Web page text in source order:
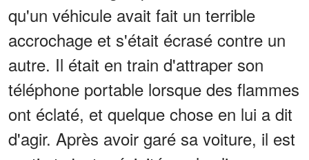
qu'un véhicule avait fait un terrible
accrochage et s'était écrasé contre un
autre. Il était en train d'attraper son
téléphone portable lorsque des flammes
ont éclaté, et quelque chose en lui a dit
d'agir. Après avoir garé sa voiture, il est